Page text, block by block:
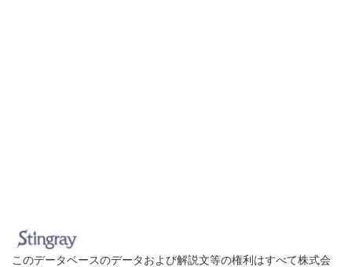
このデータベースのデータおよび解説文等の権利はすべて株式会